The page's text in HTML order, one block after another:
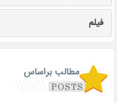
فیلم
مطالب براساس